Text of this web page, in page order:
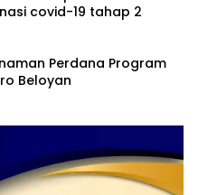
covid-19 tahap 2
Perdana Program
Beloyan